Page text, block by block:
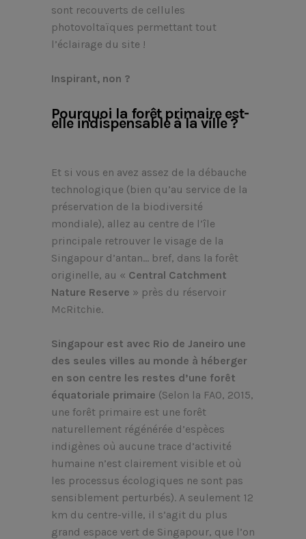
sont recouverts de cellules
photovoltaïques permettant tout
l’éclairage du site !
Inspirant, non ?
Pourquoi la forêt primaire est-
elle indispensable à la ville ?
Et si vous en avez assez de la débauche
technologique (bien qu’au service de la
préservation de la biodiversité
mondiale), allez au centre de l’île
principale retrouver le visage de la
Singapour d’antan… bref, dans la forêt
originelle, au « Central Catchment
Nature Reserve » près du réservoir
McRitchie.
Singapour est avec Rio de Janeiro une
des seules villes au monde à héberger
en son centre les restes d’une forêt
équatoriale primaire (Selon la FAO, 2015,
une forêt primaire est une forêt
naturellement régénérée d’espèces
indigènes où aucune trace d’activité
humaine n’est clairement visible et où
les processus écologiques ne sont pas
sensiblement perturbés). A seulement 12
km du centre-ville, il s’agit du plus
grand espace vert de Singapour, que l’on